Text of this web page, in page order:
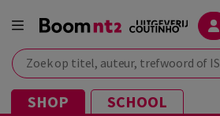
Zoek op titel, auteur, trefwoord of ISBN
SHOP SCHOOL